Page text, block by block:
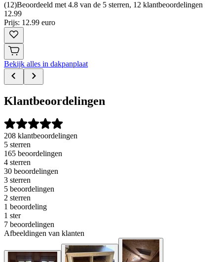
(12)Beoordeeld met 4.8 van de 5 sterren, 12 klantbeoordelingen
12.99
Prijs: 12.99 euro
Bekijk alles in dakpanplaat
Klantbeoordelingen
208 klantbeoordelingen
5 sterren
165 beoordelingen
4 sterren
30 beoordelingen
3 sterren
5 beoordelingen
2 sterren
1 beoordeling
1 ster
7 beoordelingen
Afbeeldingen van klanten